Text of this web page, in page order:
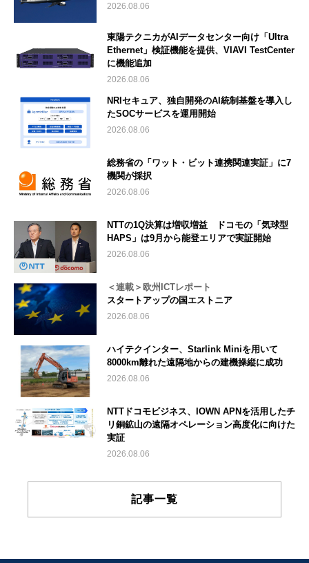
2026.08.06
東陽テクニカがAIデータセンター向け「Ultra
Ethernet」検証機能を提供、VIAVI TestCenter
に機能追加
2026.08.06
NRIセキュア、独自開発のAI統制基盤を導入し
たSOCサービスを運用開始
2026.08.06
総務省の「ワット・ビット連携関連実証」に7
機関が採択
2026.08.06
NTTの1Q決算は増収増益 ドコモの「気球型
HAPS」は9月から能登エリアで実証開始
2026.08.06
＜連載＞欧州ICTレポート
スタートアップの国エストニア
2026.08.06
ハイテクインター、Starlink Miniを用いて
8000km離れた遠隔地からの建機操縦に成功
2026.08.06
NTTドコモビジネス、IOWN APNを活用したチ
リ銅鉱山の遠隔オペレーション高度化に向けた
実証
2026.08.06
記事一覧